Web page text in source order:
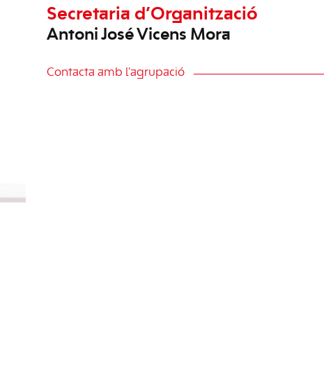
Secretaria d’Organització
Antoni José Vicens Mora
Contacta amb l'agrupació